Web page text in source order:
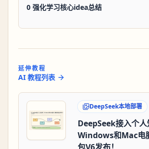
0 强化学习核心idea总结
延伸教程
AI 教程列表
DeepSeek本地部署
DeepSeek接入个人
Windows和Mac电